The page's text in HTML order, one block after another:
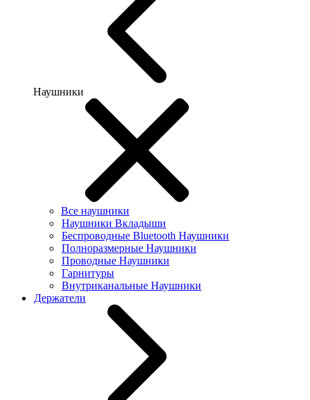
Наушники
Все наушники
Наушники Вкладыши
Беспроводные Bluetooth Наушники
Полноразмерные Наушники
Проводные Наушники
Гарнитуры
Внутриканальные Наушники
Держатели